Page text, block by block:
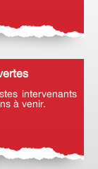
intervenants
à venir.